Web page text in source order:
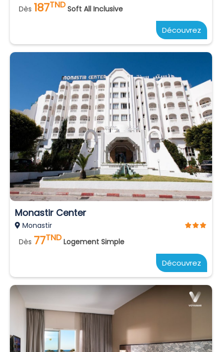
Dès 187TND Soft All Inclusive
Découvrez
Monastir Center
Monastir
Dès 77TND Logement Simple
Découvrez